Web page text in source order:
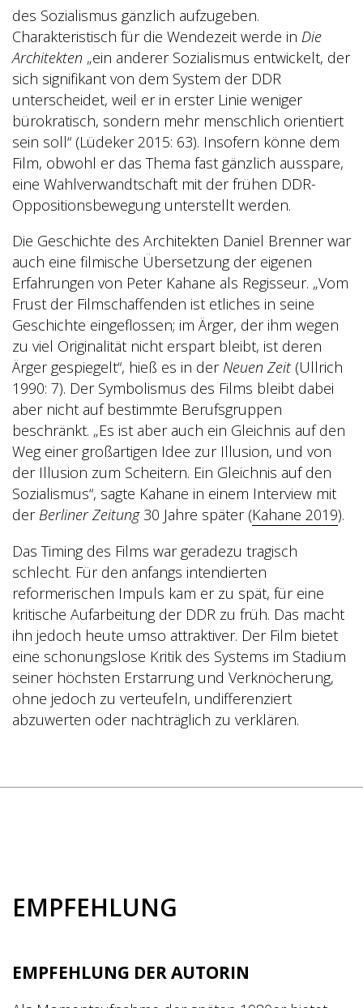
des Sozialismus gänzlich aufzugeben.
Charakteristisch für die Wendezeit werde in Die
Architekten „ein anderer Sozialismus entwickelt, der
sich signifikant von dem System der DDR
unterscheidet, weil er in erster Linie weniger
bürokratisch, sondern mehr menschlich orientiert
sein soll“ (Lüdeker 2015: 63). Insofern könne dem
Film, obwohl er das Thema fast gänzlich ausspare,
eine Wahlverwandtschaft mit der frühen DDR-
Oppositionsbewegung unterstellt werden.
Die Geschichte des Architekten Daniel Brenner war
auch eine filmische Übersetzung der eigenen
Erfahrungen von Peter Kahane als Regisseur. „Vom
Frust der Filmschaffenden ist etliches in seine
Geschichte eingeflossen; im Ärger, der ihm wegen
zu viel Originalität nicht erspart bleibt, ist deren
Ärger gespiegelt“, hieß es in der Neuen Zeit (Ullrich
1990: 7). Der Symbolismus des Films bleibt dabei
aber nicht auf bestimmte Berufsgruppen
beschränkt. „Es ist aber auch ein Gleichnis auf den
Weg einer großartigen Idee zur Illusion, und von
der Illusion zum Scheitern. Ein Gleichnis auf den
Sozialismus“, sagte Kahane in einem Interview mit
der Berliner Zeitung30 Jahre später (Kahane 2019).
Das Timing des Films war geradezu tragisch
schlecht. Für den anfangs intendierten
reformerischen Impuls kam er zu spät, für eine
kritische Aufarbeitung der DDR zu früh. Das macht
ihn jedoch heute umso attraktiver. Der Film bietet
eine schonungslose Kritik des Systems im Stadium
seiner höchsten Erstarrung und Verknöcherung,
ohne jedoch zu verteufeln, undifferenziert
abzuwerten oder nachträglich zu verklären.
EMPFEHLUNG
EMPFEHLUNG DER AUTORIN